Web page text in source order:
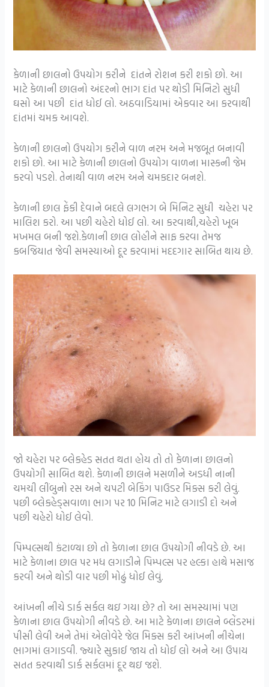
કેળાની છાલનો ઉપયોગ કરીને દાંતને રોશન કરી શકો છો. આ
માટે કેળાની છાલનો અંદરનો ભાગ દાંત પર થોડી મિનિટો સુધી
ઘસો આ પછી દાંત ધોઈ લો. અઠવાડિયામાં એકવાર આ કરવાથી
દાંતમાં ચમક આવશે.
કેળાની છાલનો ઉપયોગ કરીને વાળ નરમ અને મજબૂત બનાવી
શકો છો. આ માટે કેળાની છાલનો ઉપયોગ વાળના માસ્કની જેમ
કરવો પડશે. તેનાથી વાળ નરમ અને ચમકદાર બનશે.
કેળાની છાલ ફેંકી દેવાને બદલે લગભગ બે મિનિટ સુધી ચહેરા પર
માલિશ કરો. આ પછી ચહેરો ધોઈ લો. આ કરવાથી,ચહેરો ખૂબ
મખમલ બની જશે.કેળાની છાલ લોહીને સાફ કરવા તેમજ
કબજિયાત જેવી સમસ્યાઓ દૂર કરવામાં મદદગાર સાબિત થાય છે.
જો ચહેરા પર બ્લેકહેડ સતત થતા હોય તો તો કેળાના છાલનો
ઉપયોગી સાબિત થશે. કેળાની છાલને મસળીને અડધી નાની
ચમચી લીંબુનો રસ અને ચપટી બેકિંગ પાઉડર મિક્સ કરી લેવું.
પછી બ્લેકહેડ્સવાળા ભાગ પર 10 મિનિટ માટે લગાડી દો અને
પછી ચહેરો ધોઈ લેવો.
પિમ્પલ્સથી કંટાળ્યા છો તો કેળાના છાલ ઉપયોગી નીવડે છે. આ
માટે કેળાના છાલ પર મધ લગાડીને પિમ્પલ્સ પર હલ્કા હાથે મસાજ
કરવી અને થોડી વાર પછી મોઢું ધોઈ લેવું.
આંખની નીચે ડાર્ક સર્કલ થઇ ગયા છે? તો આ સમસ્યામાં પણ
કેળાના છાલ ઉપયોગી નીવડે છે. આ માટે કેળાના છાલને બ્લેંડરમાં
પીસી લેવી અને તેમાં એલોવેરે જેલ મિક્સ કરી આંખની નીચેના
ભાગમાં લગાડવી. જ્યારે સુકાઈ જાય તો ધોઈ લો અને આ ઉપાય
સતત કરવાથી ડાર્ક સર્કલમાં દૂર થઇ જશે.